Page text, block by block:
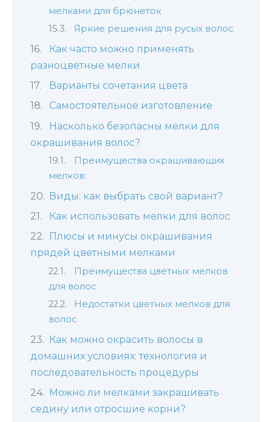
мелками для брюнеток
Яркие решения для русых волос
Как часто можно применять
разноцветные мелки
Варианты сочетания цвета
Самостоятельное изготовление
Насколько безопасны мелки для
окрашивания волос?
Преимущества окрашивающих
мелков:
Виды: как выбрать свой вариант?
Как использовать мелки для волос
Плюсы и минусы окрашивания
прядей цветными мелками
Преимущества цветных мелков
для волос
Недостатки цветных мелков для
волос
Как можно окрасить волосы в
домашних условиях: технология и
последовательность процедуры
Можно ли мелками закрашивать
седину или отросшие корни?